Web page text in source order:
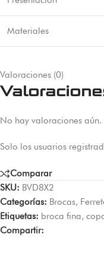
Materiales
Valoraciones (0)
No hay valoraciones aún.
Solo los usuarios
Comparar
SKU: BVD8X2
Categorías: Brocas,
Etiquetas: broca fina,
Compartir: